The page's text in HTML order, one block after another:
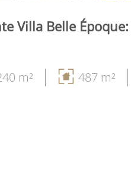
Villa Belle
m² 487 m²